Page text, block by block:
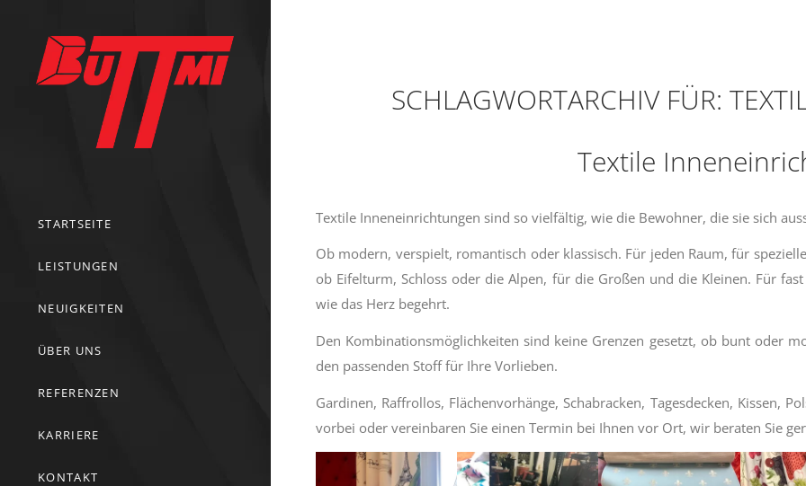
STARTSEITE
LEISTUNGEN
NEUIGKEITEN
ÜBER UNS
REFERENZEN
KARRIERE
KONTAKT
SCHLAGWORTARCHIV FÜR:
Textile
Textile Inneneinrichtungen sind so vielfältig, wie die Bewohner, die sie sich
Ob modern, verspielt, romantisch oder klassisch. Für jeden Raum, für
ob Eifelturm, Schloss oder die Alpen, für die Großen und die Kleinen. Für
wie das Herz begehrt.
Den Kombinationsmöglichkeiten sind keine Grenzen gesetzt, ob bunt oder
den passenden Stoff für Ihre Vorlieben.
Gardinen, Raffrollos, Flächenvorhänge, Schabracken, Tagesdecken, Kissen,
vorbei oder vereinbaren Sie einen Termin bei Ihnen vor Ort, wir beraten Sie